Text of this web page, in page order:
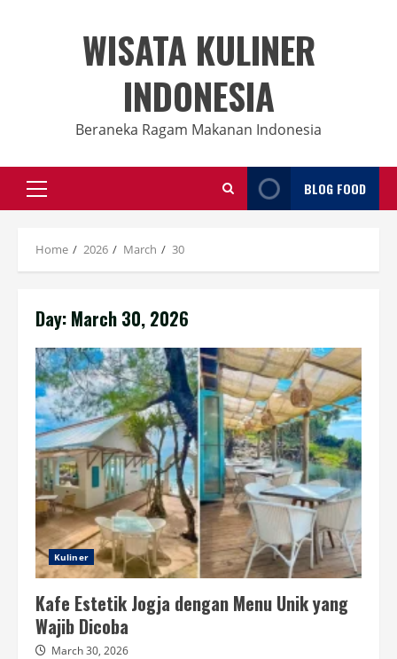
WISATA KULINER
INDONESIA
Beraneka Ragam Makanan Indonesia
Primary
Menu
BLOG FOOD
Home 2026 March 30
Day: March 30, 2026
Kuliner
Kafe Estetik Jogja dengan Menu Unik yang
Wajib Dicoba
March 30, 2026